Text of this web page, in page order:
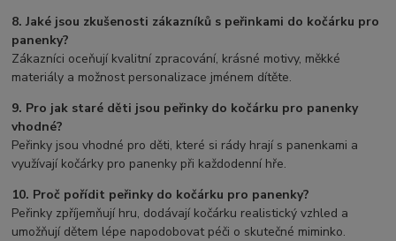
8. Jaké jsou zkušenosti zákazníků s peřinkami do kočárku pro
panenky?
Zákazníci oceňují kvalitní zpracování, krásné motivy, měkké
materiály a možnost personalizace jménem dítěte.
9. Pro jak staré děti jsou peřinky do kočárku pro panenky
vhodné?
Peřinky jsou vhodné pro děti, které si rády hrají s panenkami a
využívají kočárky pro panenky při každodenní hře.
10. Proč pořídit peřinky do kočárku pro panenky?
Peřinky zpříjemňují hru, dodávají kočárku realistický vzhled a
umožňují dětem lépe napodobovat péči o skutečné miminko.